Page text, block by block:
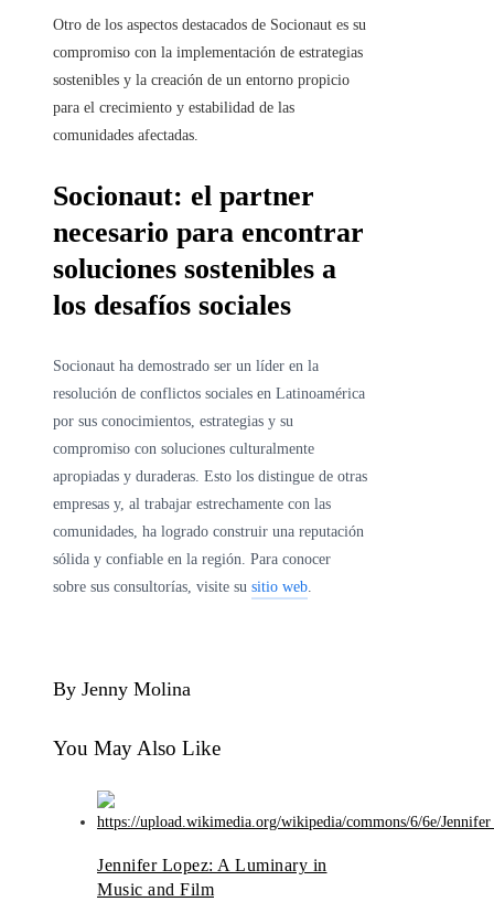
Otro de los aspectos destacados de Socionaut es su
compromiso con la implementación de estrategias
sostenibles y la creación de un entorno propicio
para el crecimiento y estabilidad de las
comunidades afectadas.
Socionaut: el partner
necesario para encontrar
soluciones sostenibles a
los desafíos sociales
Socionaut ha demostrado ser un líder en la
resolución de conflictos sociales en Latinoamérica
por sus conocimientos, estrategias y su
compromiso con soluciones culturalmente
apropiadas y duraderas. Esto los distingue de otras
empresas y, al trabajar estrechamente con las
comunidades, ha logrado construir una reputación
sólida y confiable en la región. Para conocer
sobre sus consultorías, visite su sitio web.
By Jenny Molina
You May Also Like
Jennifer Lopez: A Luminary in
Music and Film